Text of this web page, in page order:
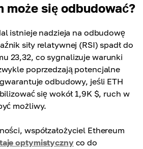
może się odbudować?
istnieje nadzieja na odbudowę
siły relatywnej (RSI) spadł do
23,32, co sygnalizuje warunki
poprzedzają potencjalne
odbudowy, jeśli ETH
się wokół 1,9K $, ruch w
możliwy.
współzałożyciel Ethereum
optymistycznyco do